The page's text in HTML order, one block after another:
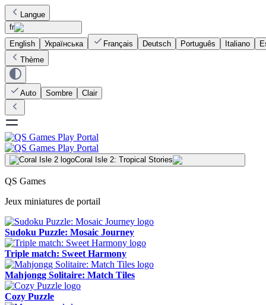
Langue
fr
English
Українська Français Deutsch Português Italiano
Thème
Auto Sombre Clair
Coral Isle 2: Tropical Stories
QS Games
Jeux miniatures de portail
Sudoku Puzzle: Mosaic Journey
Triple match: Sweet Harmony
Mahjongg Solitaire: Match Tiles
Cozy Puzzle